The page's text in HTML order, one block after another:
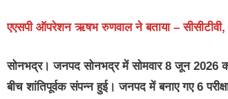
एएसपी ऑपरेशन ऋषभ रुणवाल ने बताया – सीसीटीवी,
सोनभद्र।जनपद सोनभद्र में सोमवार 8 जून 2026 को
बीच शांतिपूर्वक संपन्न हुई। जनपद में बनाए गए 6